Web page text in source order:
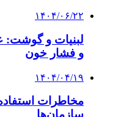
۱۴۰۴/۰۶/۲۲
لبنیات و گوشت:
و فشار خون
۱۴۰۴/۰۴/۱۹
مخاطرات